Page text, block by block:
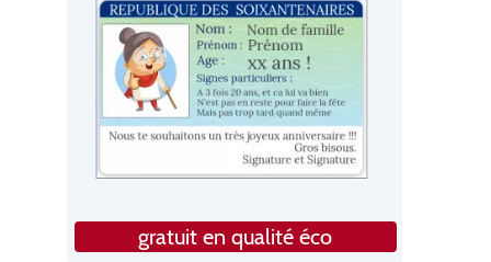
gratuit en qualité éco